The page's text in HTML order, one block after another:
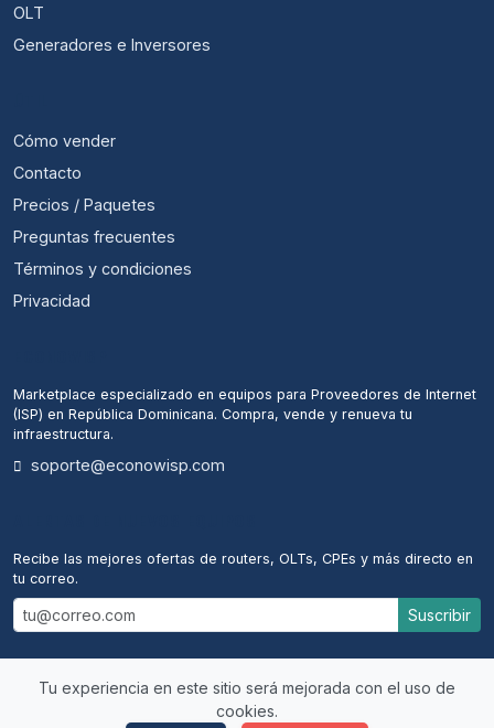
Tu experiencia en este sitio será mejorada con el uso de
cookies.
OLT
Generadores e Inversores
Cómo vender
Contacto
Precios / Paquetes
Preguntas frecuentes
Términos y condiciones
Privacidad
Marketplace especializado en equipos para Proveedores de Internet
(ISP) en República Dominicana. Compra, vende y renueva tu
infraestructura.
soporte@econowisp.com
Recibe las mejores ofertas de routers, OLTs, CPEs y más directo en
tu correo.
Suscribir